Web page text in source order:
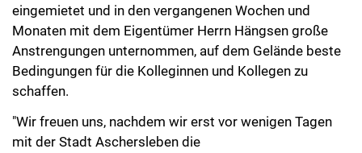
eingemietet und in den vergangenen Wochen und
Monaten mit dem Eigentümer Herrn Hängsen große
Anstrengungen unternommen, auf dem Gelände beste
Bedingungen für die Kolleginnen und Kollegen zu
schaffen.
"Wir freuen uns, nachdem wir erst vor wenigen Tagen
mit der Stadt Aschersleben die